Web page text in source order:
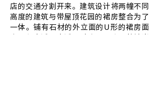
店的交通分割开来。建筑设计将两幢不同
高度的建筑与带屋顶花园的裙房整合为了
一体。铺有石材的外立面的U形的裙房面